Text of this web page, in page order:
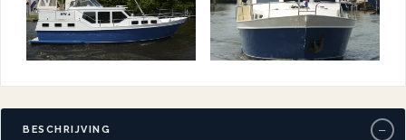
BESCHRIJVING −